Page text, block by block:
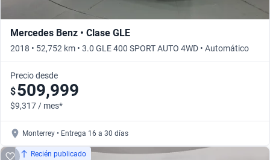
Mercedes Benz • Clase GLE
2018 • 52,752 km • 3.0 GLE 400 SPORT AUTO 4WD • Automático
Precio desde
$509,999
$9,317 / mes*
Monterrey • Entrega 16 a 30 días
Recién publicado